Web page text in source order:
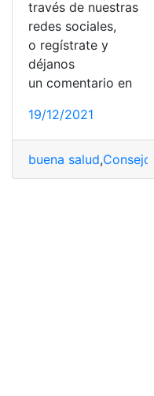
través de nuestras
redes sociales,
o regístrate y
déjanos
un comentario en
19/12/2021
buena salud,Consejos